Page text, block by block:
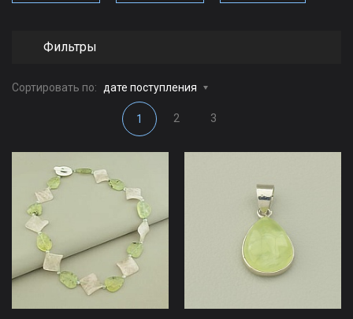
Фильтры
Сортировать по: дате поступления
1 2 3